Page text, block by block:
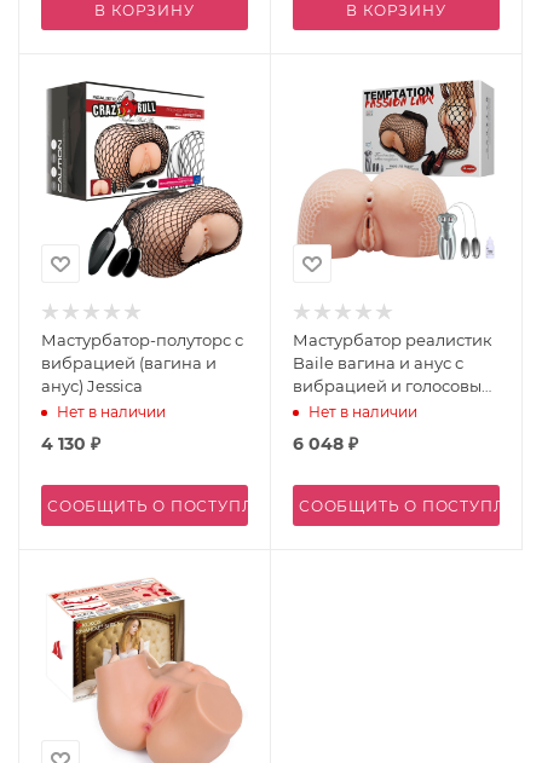
В КОРЗИНУ В КОРЗИНУ
Мастурбатор-полуторс с
вибрацией (вагина и
анус) Jessica
Нет в наличии
4 130 ₽
СООБЩИТЬ О ПОСТУПЛЕНИИ
Мастурбатор реалистик
Baile вагина и анус с
вибрацией и голосовым
сопровождением
Нет в наличии
6 048 ₽
СООБЩИТЬ О